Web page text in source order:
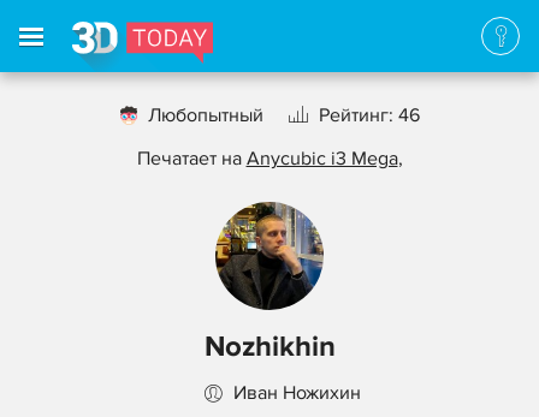
Любопытный
Рейтинг: 46
Печатает на Anycubic i3 Mega,
Nozhikhin
Иван Ножихин